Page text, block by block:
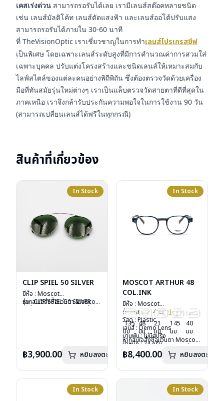
เคสเร่งด่วน สามารถรอรับได้เลย เรามีเลนส์สต๊อคหลายชนิด
เช่น เลนส์มัลติโค้ท เลนส์ตัดแสงฟ้า และเลนส์ออโต้ปรับแสง
สามารถรอรับได้ภายใน 30-60 นาที
ที่ TheVisionOptic เราเชี่ยวชาญในการทำเลนส์โปรเกรสซีฟ
เป็นพิเศษ โดยเฉพาะเลนส์ระดับสูงที่มีการคำนวณค่าการสวมใส่
เฉพาะบุคคล ปรับแต่งโครงสร้างและชนิดเลนส์ให้เหมาะสมกับ
ไลฟ์สไตล์ของแต่ละคนอย่างพิถีพิถัน ซึ่งต้องตรวจวัดด้วยเครื่อง
มือที่ทันสมัยรุ่นใหม่ต่างๆ เราเป็นแล็บตรวจวัดสายตาที่ดีที่สุดใน
ภาคเหนือ เราจึงกล้ารับประกันความพอใจในการใช้งาน 90 วัน
(สามารถเปลี่ยนเลนส์ได้ฟรีในทุกกรณี)
สินค้าที่เกี่ยวข้อง
In Stock
CLIP SPIEL 50 SILVER
ยี่ห้อ : Moscot
รุ่น : CLIP SPIEL 50 SILVER
การรับประกัน : 1 ปี
หากสนใจสั่งชื้อแว่นตา Moscot
฿3,900.00 หยิบลงตะกร้า
In Stock
MOSCOT ARTHUR 48
COL.INK
ยี่ห้อ : Moscot
รุ่น : Arthur 48Col.ink
วัสดุ : Plastic
เลนส์ : Demo Lens
บานพับ : ไม่มีสปริง
น้ำหนัก : 24 กรัม
อุปกรณ์ : กล่องแว่น, กล่อง
กระดาษ, ผ้าเช็ดแว่น
การรับประกัน : 1 ปี
135
มม
48
มม
21
มม
145
มม
40
มม
หากสนใจสั่งชื้อแว่นตา Moscot
ลงไว้กรุณาติดต่อเราคลิก
฿8,400.00 หยิบลงตะกร้า
In Stock In Stock